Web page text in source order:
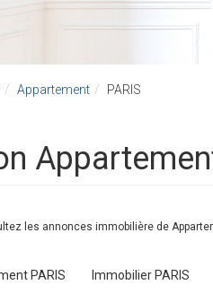
Appartement PARIS
les annonces immobilière de
PARIS Immobilier PARIS